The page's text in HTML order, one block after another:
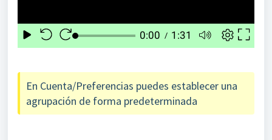
En Cuenta/Preferencias puedes establecer una
agrupación de forma predeterminada